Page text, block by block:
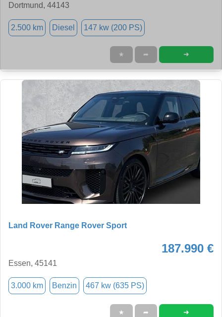
Dortmund, 44143
2.500 km Diesel 147 kw (200 PS)
★ ➦ ➜
Land Rover Range Rover Sport
187.990 €
Essen, 45141
3.000 km Benzin 467 kw (635 PS)
★ ➦ ➜